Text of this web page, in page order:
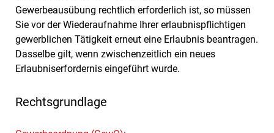
Gewerbeausübung rechtlich erforderlich ist, so müssen
Sie vor der Wiederaufnahme Ihrer erlaubnispflichtigen
gewerblichen Tätigkeit erneut eine Erlaubnis beantragen.
Dasselbe gilt, wenn zwischenzeitlich ein neues
Erlaubniserfordernis eingeführt wurde.
Rechtsgrundlage